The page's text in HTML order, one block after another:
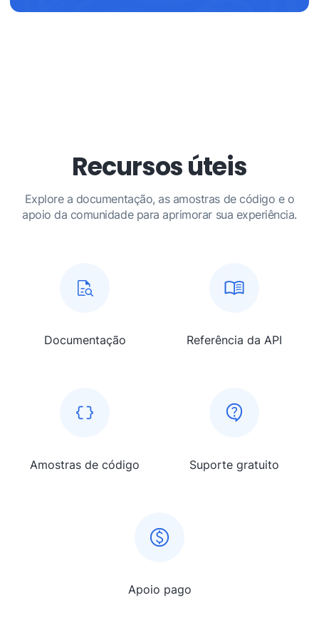
Recursos úteis
Explore a documentação, as amostras de código e o
apoio da comunidade para aprimorar sua experiência.
Documentação Referência da API
Amostras de código Suporte gratuito
Apoio pago